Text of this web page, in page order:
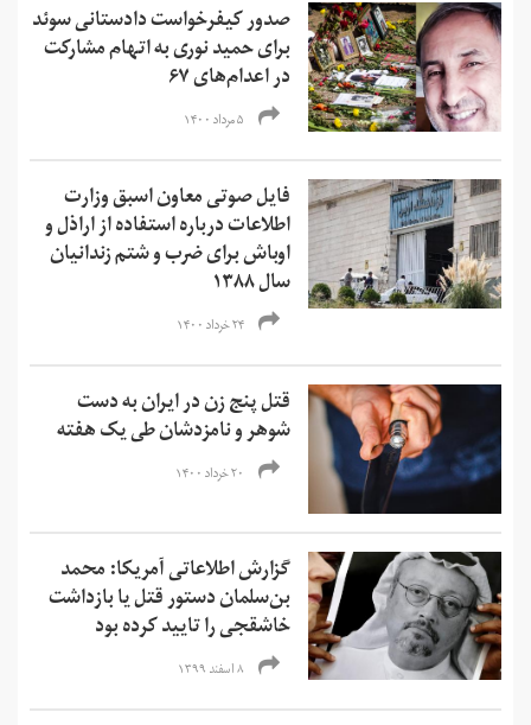
صدور کیفرخواست دادستانی سوئد
برای حمید نوری به اتهام مشارکت
در اعدام‌های ۶۷
۵ مرداد ۱۴۰۰
فایل صوتی معاون اسبق وزارت
اطلاعات درباره استفاده از اراذل و
اوباش برای ضرب و شتم زندانیان
سال ۱۳۸۸
۲۴ خرداد ۱۴۰۰
قتل پنج زن در ایران به دست
شوهر و نامزدشان طی یک هفته
۲۰ خرداد ۱۴۰۰
گزارش اطلاعاتی آمریکا: محمد
بن‌سلمان دستور قتل یا بازداشت
خاشقجی را تایید کرده بود
۸ اسفند ۱۳۹۹